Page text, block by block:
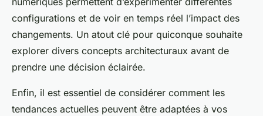
configurations et de voir en temps réel l’impact des
changements. Un atout clé pour quiconque souhaite
explorer divers concepts architecturaux avant de
prendre une décision éclairée.
Enfin, il est essentiel de considérer comment les
tendances actuelles peuvent être adaptées à vos